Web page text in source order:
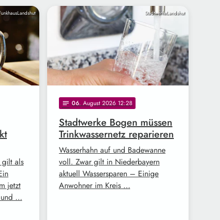
als
jetzt
und …
StadtwerkeLandshut
notes 06. August 2026 12:28
Stadtwerke Bogen müssen
Trinkwassernetz reparieren
Wasserhahn auf und Badewanne
voll. Zwar gilt in Niederbayern
aktuell Wassersparen – Einige
Anwohner im Kreis …